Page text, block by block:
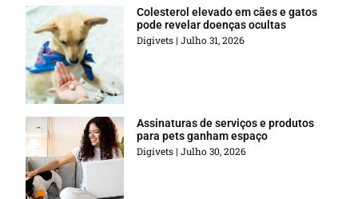
Colesterol elevado em cães e gatos
pode revelar doenças ocultas
Digivets Julho 31, 2026
Assinaturas de serviços e produtos
para pets ganham espaço
Digivets Julho 30, 2026